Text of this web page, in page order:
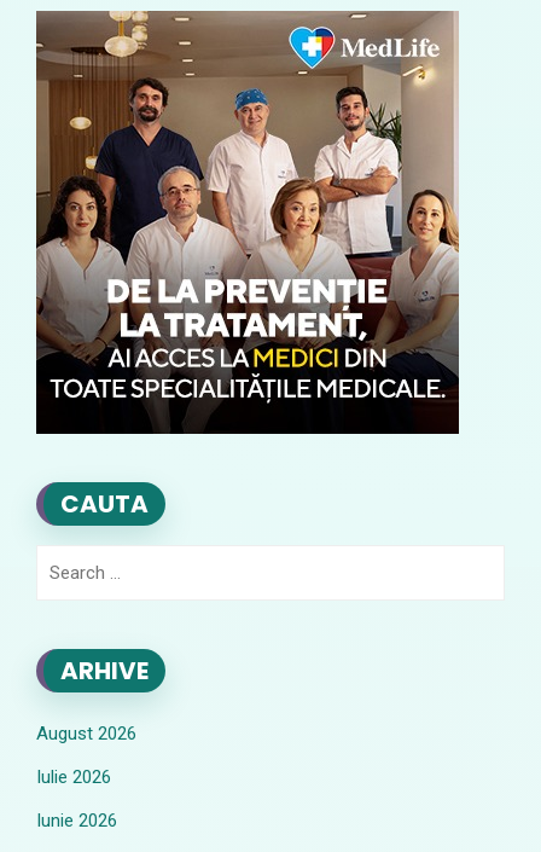
CAUTA
ARHIVE
August 2026
Iulie 2026
Iunie 2026